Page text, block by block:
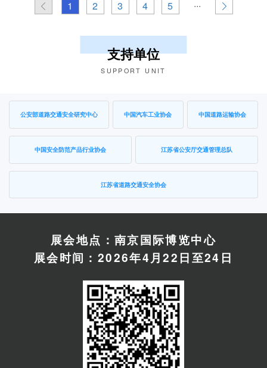
1 2 3 4 5 ···
支持单位
SUPPORT UNIT
公安部道路交通安全研究中心 中国汽车工业协会 中国道路运输协会
中国安全防范产品行业协会 江苏省公安厅交通管理总队
江苏省道路交通安全协会
展会地点：南京国际博览中心
展会时间：2026年4月22日至24日